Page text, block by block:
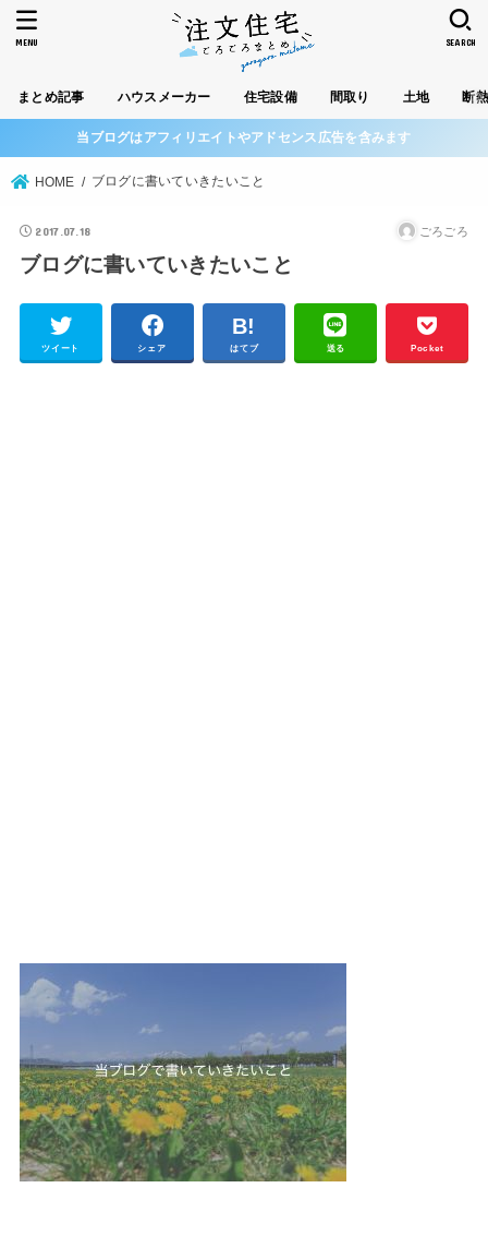
まとめ記事 ハウスメーカー 住宅設備 間取り 土地 断
SEARCH
MENU
当ブログはアフィリエイトやアドセンス広告を含みます
HOME ブログに書いていきたいこと
2017.07.18 ごろごろ
ブログに書いていきたいこと
ツイート シェア はてブ 送る Pocket